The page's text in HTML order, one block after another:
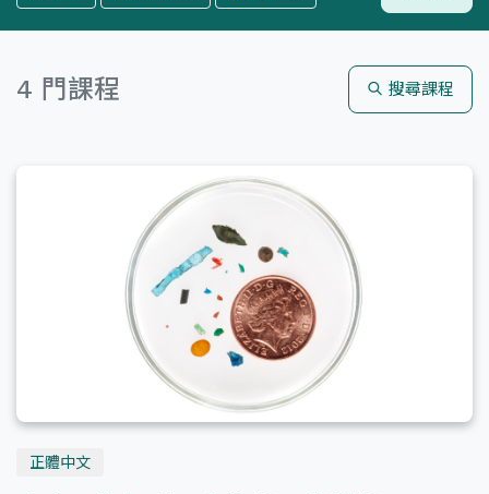
生活
4 門課程 搜尋課程
正體中文